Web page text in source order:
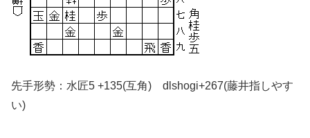
先手形勢：水匠5 +135(互角) dlshogi+267(藤井指しやす
い)